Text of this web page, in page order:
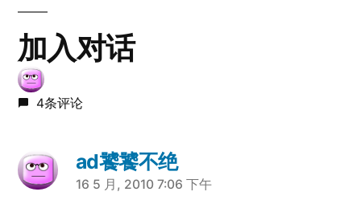
加入对话
4条评论
ad饕饕不绝
说：
16 5 月, 2010 7:06 下午